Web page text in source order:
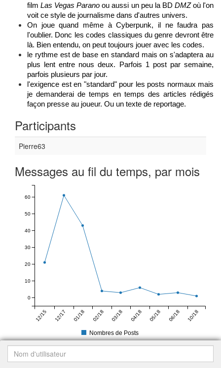
film Las Vegas Parano ou aussi un peu la BD DMZ où l'on
voit ce style de journalisme dans d'autres univers.
On joue quand même à Cyberpunk, il ne faudra pas
l'oublier. Donc les codes classiques du genre devront être
là. Bien entendu, on peut toujours jouer avec les codes.
le rythme est de base en standard mais on s'adaptera au
plus lent entre nous deux. Parfois 1 post par semaine,
parfois plusieurs par jour.
l'exigence est en "standard" pour les posts normaux mais
je demanderai de temps en temps des articles rédigés
façon presse au joueur. Ou un texte de reportage.
Participants
Pierre63
Messages au fil du temps, par mois
12/15 12/17 01/18 02/18 03/18 04/18 05/18 06/18 10/18
0
10
20
30
40
50
60
Nombres de Posts